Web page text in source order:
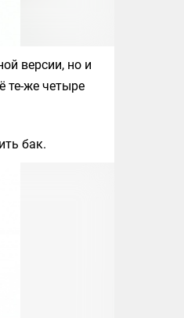
версии, но и
те-же четыре
бак.